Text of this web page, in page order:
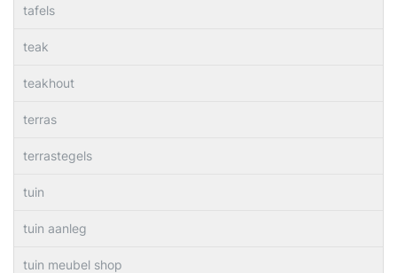
tafels
teak
teakhout
terras
terrastegels
tuin
tuin aanleg
tuin meubel shop